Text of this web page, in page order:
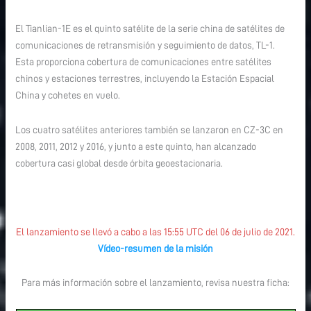
El Tianlian-1E es el quinto satélite de la serie china de satélites de
comunicaciones de retransmisión y seguimiento de datos, TL-1.
Esta proporciona cobertura de comunicaciones entre satélites
chinos y estaciones terrestres, incluyendo la Estación Espacial
China y cohetes en vuelo.
Los cuatro satélites anteriores también se lanzaron en CZ-3C en
2008, 2011, 2012 y 2016, y junto a este quinto, han alcanzado
cobertura casi global desde órbita geoestacionaria.
El lanzamiento se llevó a cabo a las 15:55 UTC del 06 de julio de 2021.
Vídeo-resumen de la misión
Para más información sobre el lanzamiento, revisa nuestra ficha: